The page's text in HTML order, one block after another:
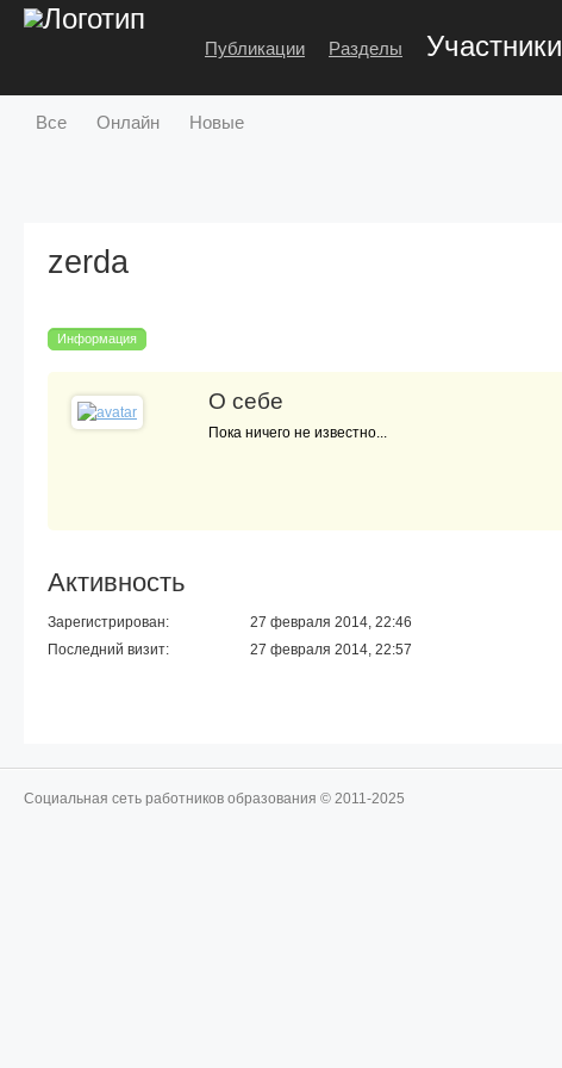
Публикации Разделы Участники
Все Онлайн Новые
zerda
Информация
О себе
Пока ничего не известно...
Активность
Зарегистрирован:
27 февраля 2014, 22:46
Последний визит:
27 февраля 2014, 22:57
Социальная сеть работников образования © 2011-2025